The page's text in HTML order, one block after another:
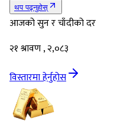
थप पढ्नुहोस्
आजको सुन र चाँदीको दर
२१ श्रावण , २,०८३
विस्तारमा हेर्नुहोस